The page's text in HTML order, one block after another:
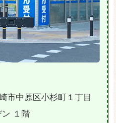
市中原区小杉町１丁目
ン １階